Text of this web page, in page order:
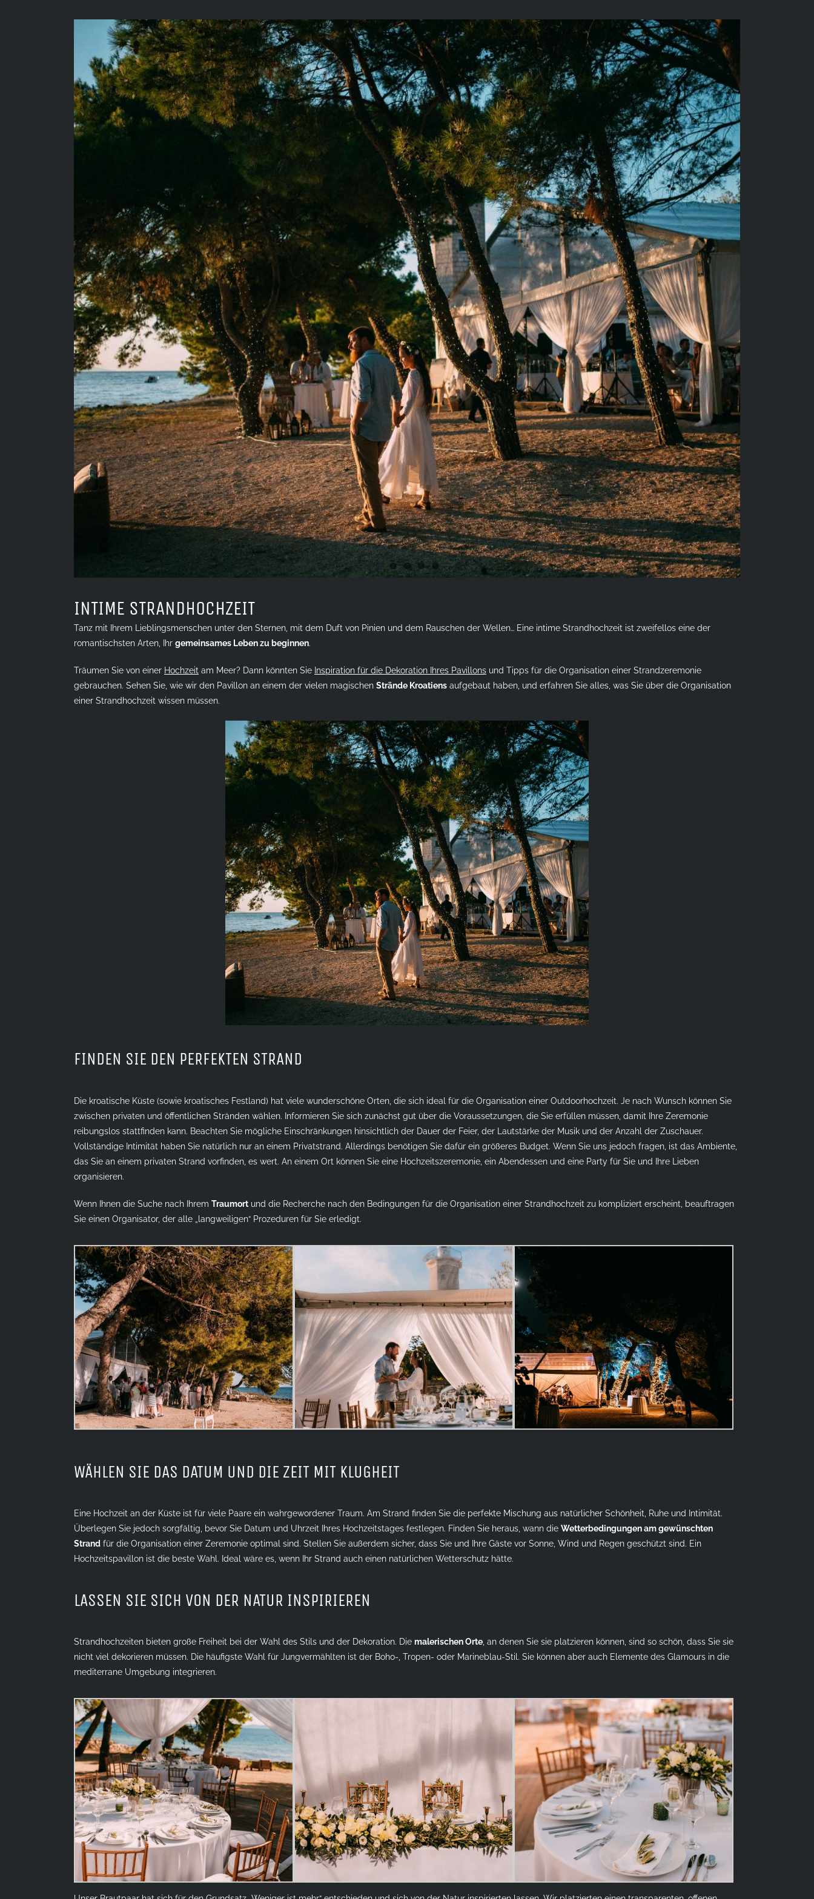
Image
INTIME STRANDHOCHZEIT
Tanz mit Ihrem Lieblingsmenschen unter den Sternen, mit dem Duft von Pinien und dem Rauschen der Wellen… Eine intime Strandhochzeit ist zweifellos eine der
romantischsten Arten, Ihr gemeinsames Leben zu beginnen.
Träumen Sie von einer Hochzeit am Meer? Dann könnten Sie Inspiration für die Dekoration Ihres Pavillons und Tipps für die Organisation einer Strandzeremonie
gebrauchen. Sehen Sie, wie wir den Pavillon an einem der vielen magischen Strände Kroatiens aufgebaut haben, und erfahren Sie alles, was Sie über die Organisation
einer Strandhochzeit wissen müssen.
FINDEN SIE DEN PERFEKTEN STRAND
Die kroatische Küste (sowie kroatisches Festland) hat viele wunderschöne Orten, die sich ideal für die Organisation einer Outdoorhochzeit. Je nach Wunsch können Sie
zwischen privaten und öffentlichen Stränden wählen. Informieren Sie sich zunächst gut über die Voraussetzungen, die Sie erfüllen müssen, damit Ihre Zeremonie
reibungslos stattfinden kann. Beachten Sie mögliche Einschränkungen hinsichtlich der Dauer der Feier, der Lautstärke der Musik und der Anzahl der Zuschauer.
Vollständige Intimität haben Sie natürlich nur an einem Privatstrand. Allerdings benötigen Sie dafür ein größeres Budget. Wenn Sie uns jedoch fragen, ist das Ambiente,
das Sie an einem privaten Strand vorfinden, es wert. An einem Ort können Sie eine Hochzeitszeremonie, ein Abendessen und eine Party für Sie und Ihre Lieben
organisieren.
Wenn Ihnen die Suche nach Ihrem Traumort und die Recherche nach den Bedingungen für die Organisation einer Strandhochzeit zu kompliziert erscheint, beauftragen
Sie einen Organisator, der alle „langweiligen“ Prozeduren für Sie erledigt.
WÄHLEN SIE DAS DATUM UND DIE ZEIT MIT KLUGHEIT
Eine Hochzeit an der Küste ist für viele Paare ein wahrgewordener Traum. Am Strand finden Sie die perfekte Mischung aus natürlicher Schönheit, Ruhe und Intimität.
Überlegen Sie jedoch sorgfältig, bevor Sie Datum und Uhrzeit Ihres Hochzeitstages festlegen. Finden Sie heraus, wann die Wetterbedingungen am gewünschten
Strand für die Organisation einer Zeremonie optimal sind. Stellen Sie außerdem sicher, dass Sie und Ihre Gäste vor Sonne, Wind und Regen geschützt sind. Ein
Hochzeitspavillon ist die beste Wahl. Ideal wäre es, wenn Ihr Strand auch einen natürlichen Wetterschutz hätte.
LASSEN SIE SICH VON DER NATUR INSPIRIEREN
Strandhochzeiten bieten große Freiheit bei der Wahl des Stils und der Dekoration. Die malerischen Orte, an denen Sie sie platzieren können, sind so schön, dass Sie sie
nicht viel dekorieren müssen. Die häufigste Wahl für Jungvermählten ist der Boho-, Tropen- oder Marineblau-Stil. Sie können aber auch Elemente des Glamours in die
mediterrane Umgebung integrieren.